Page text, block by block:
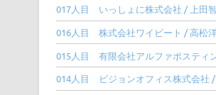
017人目 いっしょに株式会社 / 上田
016人目 株式会社ワイビート / 高松
015人目 有限会社アルファポスティ
014人目 ビジョンオフィス株式会社 /